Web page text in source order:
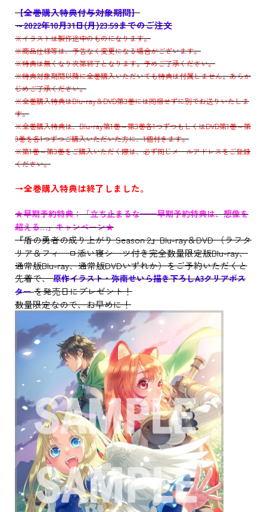
【全巻購入特典付与対象期間】
～2022年10月31日(月)23:59までのご注文
※イラストは製作途中のものになります。
※商品仕様等は、予告なく変更になる場合がございます。
※特典は無くなり次第終了となります。予めご了承ください。
※特典対象期間以降に全巻購入いただいても特典は付属しません。あらか
じめご了承ください。
※全巻購入特典はBlu-ray＆DVD第3巻には同梱せずに別でお送りいたしま
す。
※全巻購入特典は、Blu-ray第1巻～第3巻各1つずつもしくはDVD第1巻～第
3巻を各1つずつご購入いただいた方に、1個付きます。
※第1巻～第3巻をご購入いただく際は、必ず同じメールアドレスをご登録
ください。
→全巻購入特典は終了しました。
★早期予約特典：「立ち止まるな——早期予約特典は、想像を
超える…」キャンペーン★
『盾の勇者の成り上がり Season 2』Blu-ray＆DVD （ラフタ
リア＆フィーロ添い寝シーツ付き完全数量限定版Blu-ray、
通常版Blu-ray、通常版DVDいずれか）をご予約いただくと
先着で、原作イラスト・弥南せいら描き下ろしA3クリアポス
ターを発売日にプレゼント！
数量限定なので、お早めに！